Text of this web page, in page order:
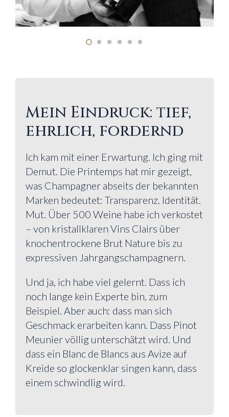
Mein Eindruck: tief,
ehrlich, fordernd
Ich kam mit einer Erwartung. Ich ging mit
Demut. Die Printemps hat mir gezeigt,
was Champagner abseits der bekannten
Marken bedeutet: Transparenz. Identität.
Mut. Über 500 Weine habe ich verkostet
– von kristallklaren Vins Clairs über
knochentrockene Brut Nature bis zu
expressiven Jahrgangschampagnern.
Und ja, ich habe viel gelernt. Dass ich
noch lange kein Experte bin, zum
Beispiel. Aber auch: dass man sich
Geschmack erarbeiten kann. Dass Pinot
Meunier völlig unterschätzt wird. Und
dass ein Blanc de Blancs aus Avize auf
Kreide so glockenklar singen kann, dass
einem schwindlig wird.